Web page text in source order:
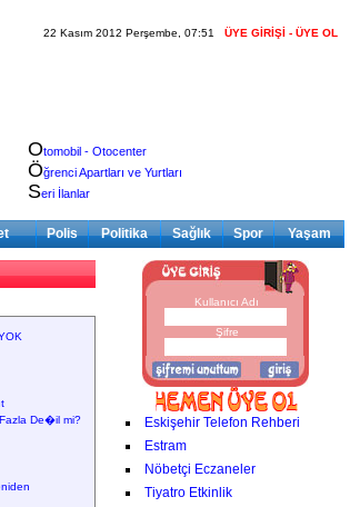
22 Kasım 2012 Perşembe, 07:51 ÜYE GİRİŞİ - ÜYE OL
Otomobil - Otocenter
Öğrenci Apartları ve Yurtları
Seri İlanlar
Polis Politika Sağlık Spor Yaşam
De�il mi?
Kullanıcı Adı
Şifre
Eskişehir Telefon Rehberi
Estram
Nöbetçi Eczaneler
Tiyatro Etkinlik